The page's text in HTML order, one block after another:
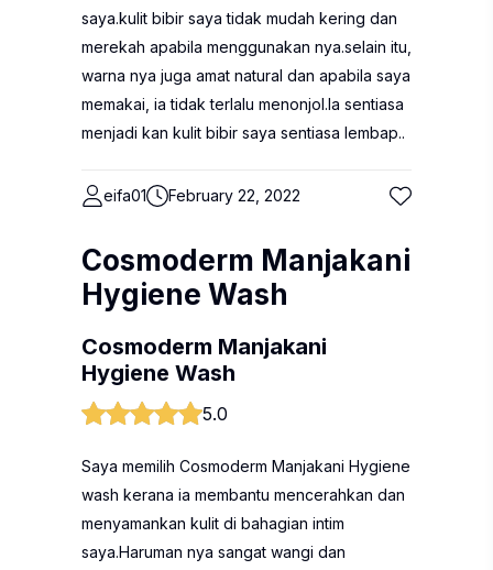
saya.kulit bibir saya tidak mudah kering dan
merekah apabila menggunakan nya.selain itu,
warna nya juga amat natural dan apabila saya
memakai, ia tidak terlalu menonjol.Ia sentiasa
menjadi kan kulit bibir saya sentiasa lembap..
eifa01 February 22, 2022
Cosmoderm Manjakani
Hygiene Wash
Cosmoderm Manjakani
Hygiene Wash
5.0
Saya memilih Cosmoderm Manjakani Hygiene
wash kerana ia membantu mencerahkan dan
menyamankan kulit di bahagian intim
saya.Haruman nya sangat wangi dan